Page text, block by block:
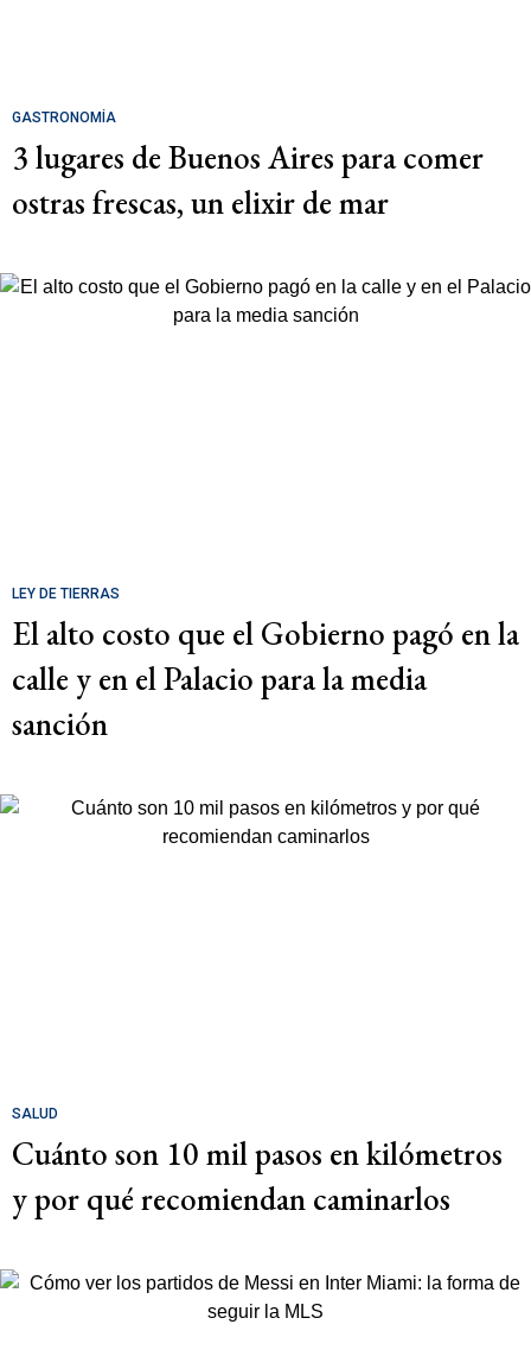
GASTRONOMÍA
3 lugares de Buenos Aires para comer
ostras frescas, un elixir de mar
LEY DE TIERRAS
El alto costo que el Gobierno pagó en la
calle y en el Palacio para la media
sanción
SALUD
Cuánto son 10 mil pasos en kilómetros
y por qué recomiendan caminarlos